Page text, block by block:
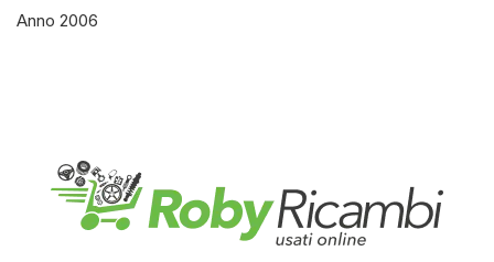
Anno 2006